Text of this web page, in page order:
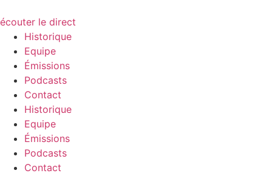
écouter le direct
Historique
Equipe
Émissions
Podcasts
Contact
Historique
Equipe
Émissions
Podcasts
Contact